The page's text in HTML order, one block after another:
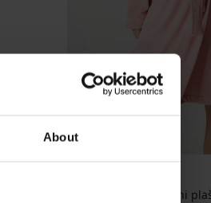
About
-30%
-20 % GET20
Kratek puhast kopalni